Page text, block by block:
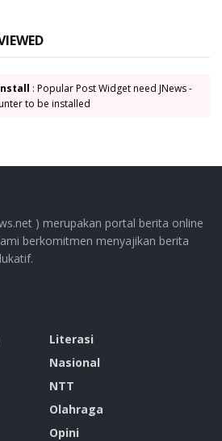
: Popular Post Widget need JNews -
to be installed
) merupakan portal berita online
berkomitmen menyajikan berita
Literasi
Nasional
NTT
Olahraga
Opini